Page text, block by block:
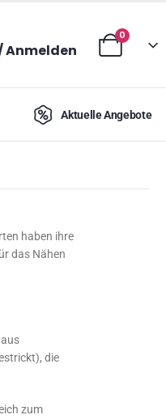
Anmelden
0
Aktuelle Angebote
haben ihre
das Nähen
die
zum